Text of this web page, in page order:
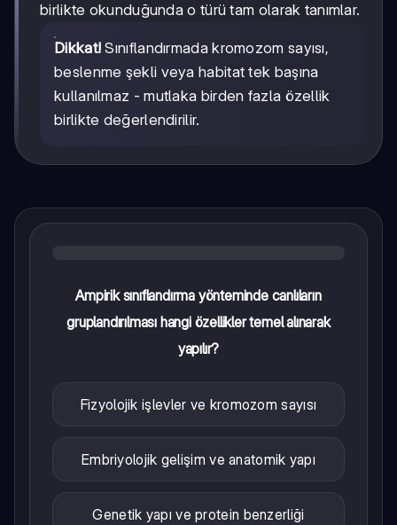
birlikte okunduğunda o türü tam olarak tanımlar.
Dikkat! Sınıflandırmada kromozom sayısı,
beslenme şekli veya habitat tek başına
kullanılmaz - mutlaka birden fazla özellik
birlikte değerlendirilir.
Ampirik sınıflandırma yönteminde canlıların
gruplandırılması hangi özellikler temel alınarak
yapılır?
Fizyolojik işlevler ve kromozom sayısı
Embriyolojik gelişim ve anatomik yapı
Genetik yapı ve protein benzerliği